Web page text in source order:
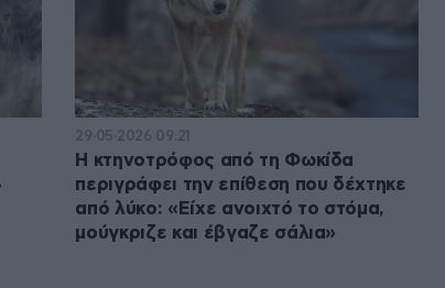
29·05·2026 09:21
Η κτηνοτρόφος από τη Φωκίδα
περιγράφει την επίθεση που δέχτηκε
από λύκο: «Είχε ανοιχτό το στόμα,
μούγκριζε και έβγαζε σάλια»